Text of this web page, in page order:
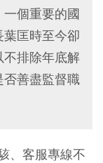
個重要的國
匡時至今卻
排除年底解
善盡監督職
、客服專線不